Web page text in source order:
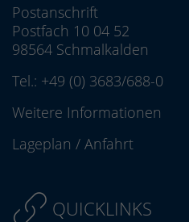
Postanschrift
Postfach 10 04 52
98564 Schmalkalden
Tel.: +49 (0) 3683/688-0
Weitere Informationen
Lageplan / Anfahrt
QUICKLINKS